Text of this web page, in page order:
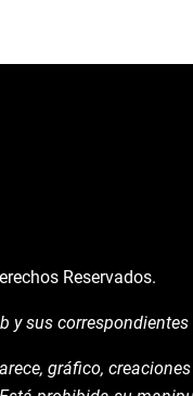
Reservados.
y sus correspondientes
gráfico,